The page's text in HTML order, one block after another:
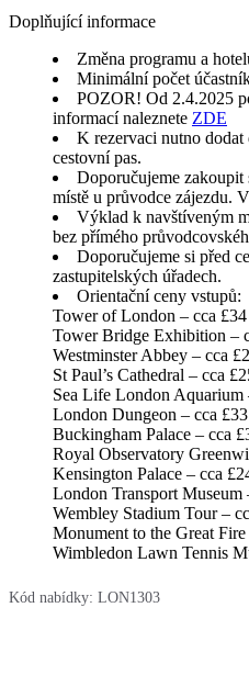
Doplňující informace
Změna programu a
Minimální počet
POZOR! Od 2.4.2025
informací naleznete ZDE
K rezervaci nutno dodat
cestovní pas.
Doporučujeme zakoupit
místě u průvodce zájezdu.
Výklad k navštíveným
bez přímého
Doporučujeme si před
zastupitelských úřadech.
Orientační ceny vstupů:
Tower of London – cca £34
Tower Bridge Exhibition –
Westminster Abbey – cca
St Paul’s Cathedral – cca
Sea Life London Aquarium
London Dungeon – cca £33
Buckingham Palace – cca
Royal Observatory
Kensington Palace – cca
London Transport Museum
Wembley Stadium Tour –
Monument to the Great
Wimbledon Lawn Tennis
Kód nabídky: LON1303